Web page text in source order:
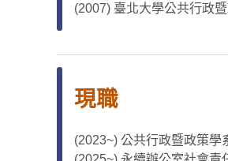
(2007) 臺北大學公共行政
現職
(2023~) 公共行政暨政策學